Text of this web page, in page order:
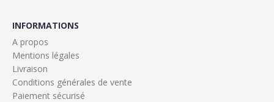
INFORMATIONS
A propos
Mentions légales
Livraison
Conditions générales de vente
Paiement sécurisé